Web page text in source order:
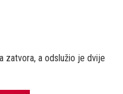
zatvora, a odslužio je dvije